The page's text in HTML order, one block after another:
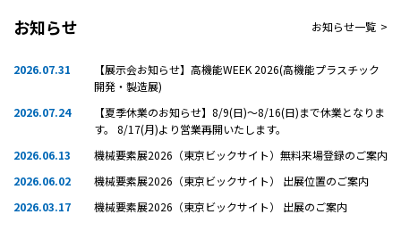
お知らせ お知らせ一覧 >
2026.07.31
【展示会お知らせ】高機能WEEK 2026(高機能プラスチック
開発・製造展)
2026.07.24
【夏季休業のお知らせ】8/9(日)～8/16(日)まで休業となりま
す。 8/17(月)より営業再開いたします。
2026.06.13
機械要素展2026（東京ビックサイト）無料来場登録のご案内
2026.06.02
機械要素展2026（東京ビックサイト） 出展位置のご案内
2026.03.17
機械要素展2026（東京ビックサイト） 出展のご案内